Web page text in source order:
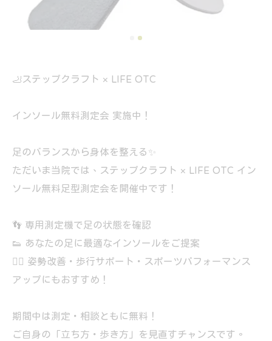
🦶ステップクラフト × LIFE OTC
インソール無料測定会 実施中！
足のバランスから身体を整える✨
ただいま当院では、ステップクラフト × LIFE OTC イン
ソール無料足型測定会を開催中です！
👣 専用測定機で足の状態を確認
👟 あなたの足に最適なインソールをご提案
🏃‍♀️ 姿勢改善・歩行サポート・スポーツパフォーマンス
アップにもおすすめ！
期間中は測定・相談ともに無料！
ご自身の「立ち方・歩き方」を見直すチャンスです。